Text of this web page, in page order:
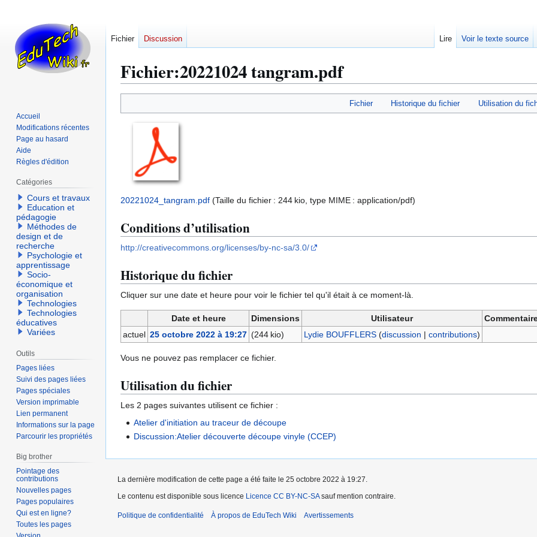
Fichier:20221024 tangram.pdf
à
navigation
à
recherche
Fichier Historique du fichier Utilisation du
20221024_tangram.pdf (Taille du fichier : 244 kio, type MIME : application/pdf)
Conditions d’utilisation
http://creativecommons.org/licenses/by-nc-sa/3.0/
Historique du fichier
Cliquer sur une date et heure pour voir le fichier tel qu'il était à ce moment-là.
Date et heure Dimensions Utilisateur
actuel 25 octobre 2022 à 19:27 (244 kio) Lydie BOUFFLERS (discussion | contributions)
Vous ne pouvez pas remplacer ce fichier.
Utilisation du fichier
Les 2 pages suivantes utilisent ce fichier :
Atelier d'initiation au traceur de découpe
Discussion:Atelier découverte découpe vinyle (CCEP)
Fichier Discussion Lire Voir le texte source
Accueil
Modifications récentes
Page au hasard
Aide
Règles d'édition
Catégories
Cours et travaux
Education et
pédagogie
Méthodes de
design et de
recherche
Psychologie et
apprentissage
Socio-
économique et
organisation
Technologies
Technologies
éducatives
Variées
Outils
Pages liées
Suivi des pages liées
Pages spéciales
Version imprimable
Lien permanent
Informations sur la page
Parcourir les propriétés
Big brother
Pointage des
contributions
Nouvelles pages
Pages populaires
Qui est en ligne?
Toutes les pages
La dernière modification de cette page a été faite le 25 octobre 2022 à 19:27.
Le contenu est disponible sous licence Licence CC BY-NC-SAsauf mention contraire.
Politique de confidentialité À propos de EduTech Wiki Avertissements